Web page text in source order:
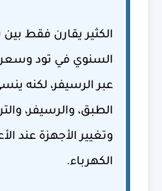
الكثير يقارن فقط
عبر الرسيفر، لكنه
الطبق، والرسيفر،
وتغيير الأجهزة عند
الكهرباء.